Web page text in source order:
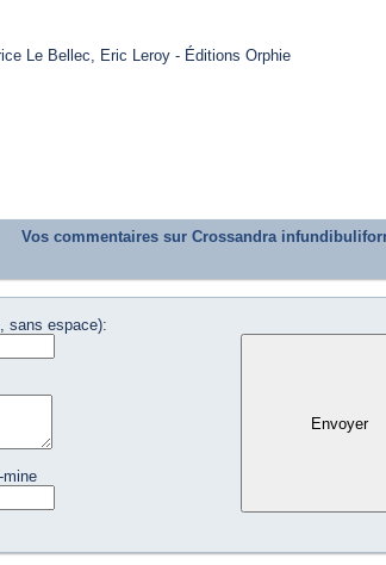
Le Bellec, Eric Leroy - Éditions Orphie
Vos commentaires sur Crossandra
sans espace):
mine